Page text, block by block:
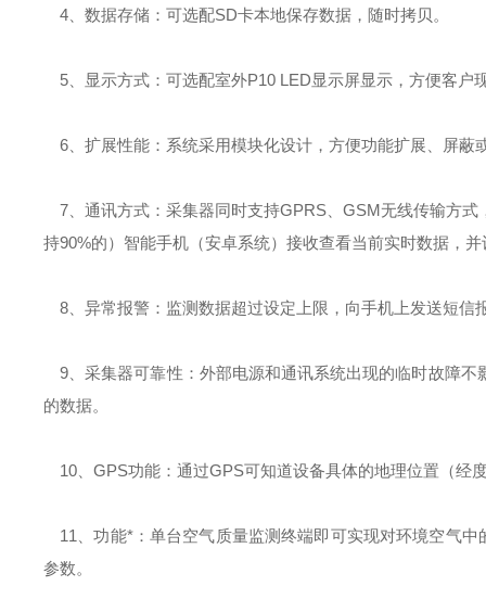
4、数据存储：可选配SD卡本地保存数据，随时拷贝。
5、显示方式：可选配室外P10 LED显示屏显示，方便客户
6、扩展性能：系统采用模块化设计，方便功能扩展、屏蔽
7、通讯方式：采集器同时支持GPRS、GSM无线传输方
持90%的）智能手机（安卓系统）接收查看当前实时数据，
8、异常报警：监测数据超过设定上限，向手机上发送短信
9、采集器可靠性：外部电源和通讯系统出现的临时故障
的数据。
10、GPS功能：通过GPS可知道设备具体的地理位置（经
11、功能*：单台空气质量监测终端即可实现对环境空气
参数。